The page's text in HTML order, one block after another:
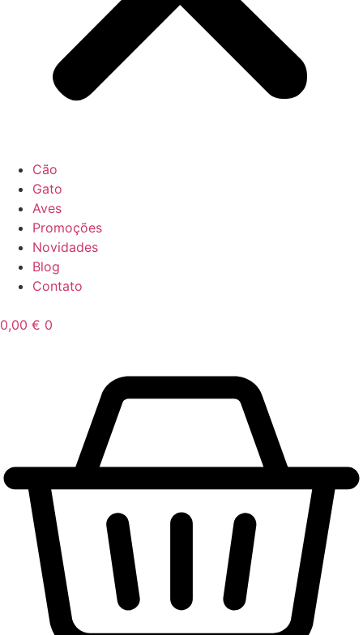
Cão
Gato
Aves
Promoções
Novidades
Blog
Contato
0,00 € 0